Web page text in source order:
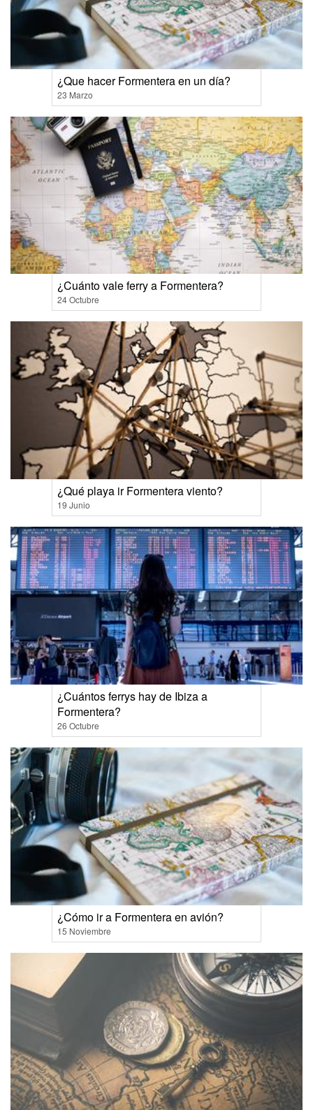
¿Que hacer Formentera en un día?
23 Marzo
¿Cuánto vale ferry a Formentera?
24 Octubre
¿Qué playa ir Formentera viento?
19 Junio
¿Cuántos ferrys hay de Ibiza a
Formentera?
26 Octubre
¿Cómo ir a Formentera en avión?
15 Noviembre